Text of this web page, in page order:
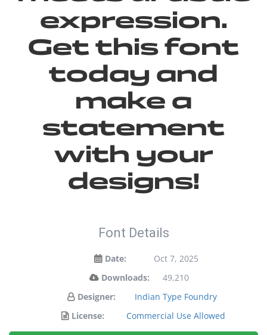
expression.
Get this font
today and
make a
statement
with your
designs!
Font Details
Date:
Oct 7, 2025
Downloads:
49,210
Designer:
Indian Type Foundry
License:
Commercial Use Allowed